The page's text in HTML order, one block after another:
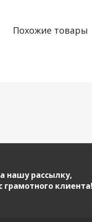
Похожие товары
нашу рассылку,
грамотного